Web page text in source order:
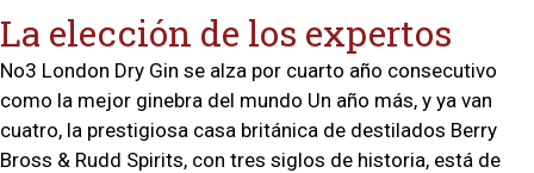
La elección de los expertos
No3 London Dry Gin se alza por cuarto año consecutivo
como la mejor ginebra del mundo Un año más, y ya van
cuatro, la prestigiosa casa británica de destilados Berry
Bross & Rudd Spirits, con tres siglos de historia, está de